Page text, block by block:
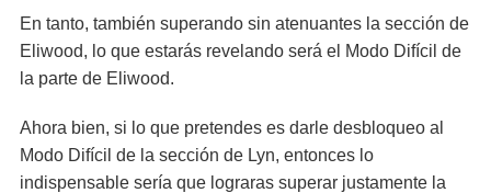
En tanto, también superando sin atenuantes la sección de
Eliwood, lo que estarás revelando será el Modo Difícil de
la parte de Eliwood.
Ahora bien, si lo que pretendes es darle desbloqueo al
Modo Difícil de la sección de Lyn, entonces lo
indispensable sería que lograras superar justamente la